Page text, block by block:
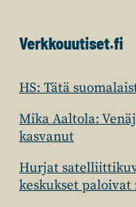
Verkkouutiset.fi
HS: Tätä
Mika Aaltola:
kasvanut
Hurjat
keskukset paloivat